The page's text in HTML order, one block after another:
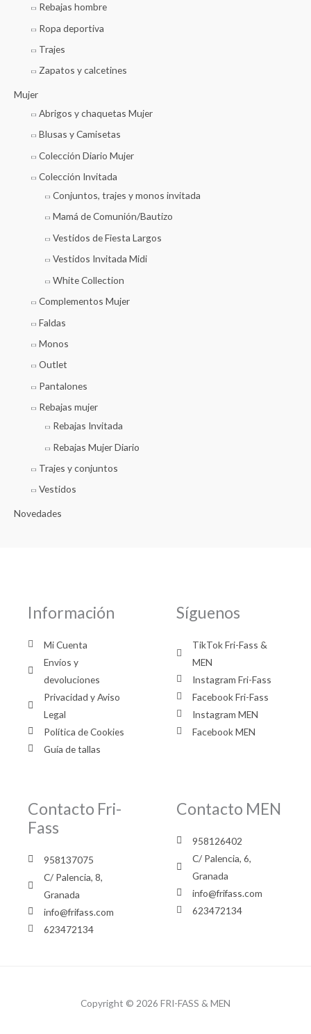
Rebajas hombre
Ropa deportiva
Trajes
Zapatos y calcetines
Mujer
Abrigos y chaquetas Mujer
Blusas y Camisetas
Colección Diario Mujer
Colección Invitada
Conjuntos, trajes y monos invitada
Mamá de Comunión/Bautizo
Vestidos de Fiesta Largos
Vestidos Invitada Midi
White Collection
Complementos Mujer
Faldas
Monos
Outlet
Pantalones
Rebajas mujer
Rebajas Invitada
Rebajas Mujer Diario
Trajes y conjuntos
Vestidos
Novedades
Información
Mi Cuenta
Envíos y
devoluciones
Privacidad y Aviso
Legal
Política de Cookies
Guía de tallas
Síguenos
TikTok Fri-Fass &
MEN
Instagram Fri-Fass
Facebook Fri-Fass
Instagram MEN
Facebook MEN
Contacto Fri-
Fass
958137075
C/ Palencia, 8,
Granada
info@frifass.com
623472134
Contacto MEN
958126402
C/ Palencia, 6,
Granada
info@frifass.com
623472134
Copyright © 2026 FRI-FASS & MEN